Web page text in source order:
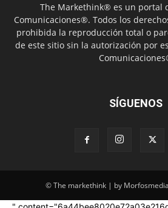
The Markethink® es un portal
Comunicaciones®. Todos los
prohibida la reproducción total o
de este sitio sin la autorización por
SÍGUENOS
© The markethink | by